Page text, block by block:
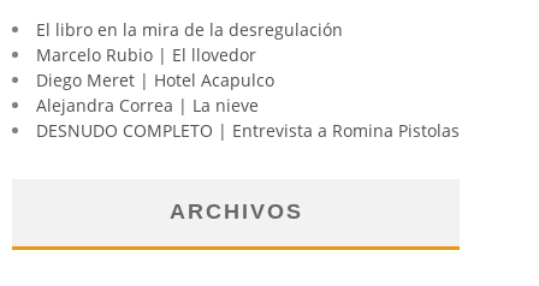
El libro en la mira de la desregulación
Marcelo Rubio | El llovedor
Diego Meret | Hotel Acapulco
Alejandra Correa | La nieve
DESNUDO COMPLETO | Entrevista a Romina Pistolas
ARCHIVOS